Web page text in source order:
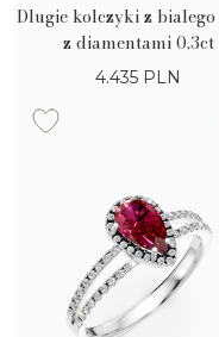
Dlugie kolczyki z
z diamentami 0.3ct
4.435 PLN